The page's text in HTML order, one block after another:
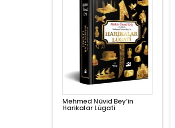
Mehmed Nüvid Bey’in
Harikalar Lügati